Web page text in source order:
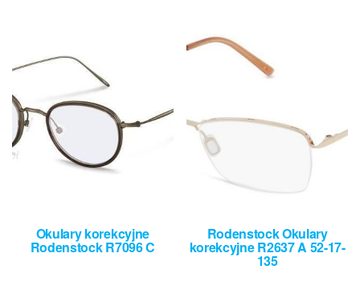
Okulary korekcyjne
Rodenstock R7096 C
Rodenstock Okulary
korekcyjne R2637 A 52-17-
135